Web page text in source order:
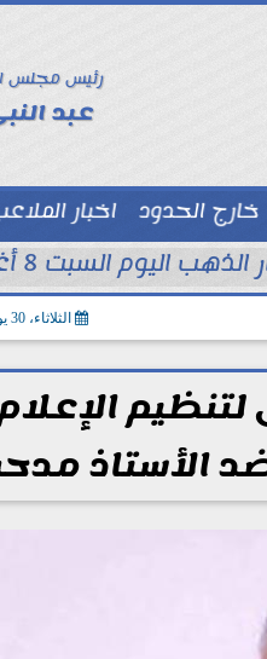
رئيس مجلس
عبد
خارج الحدود اخبار
توك شو
اليوم السبت 8 أغسطس 2026 فى محلات الصاغة
الثلاثاء، 30 يونيو 2026